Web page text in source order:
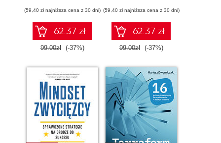
gotowych do pracy
(59,40 zł najniższa cena z 30 dni)
62.37 zł
99.00zł (-37%)
(59,40 zł najniższa cena z 30 dni)
62.37 zł
99.00zł (-37%)